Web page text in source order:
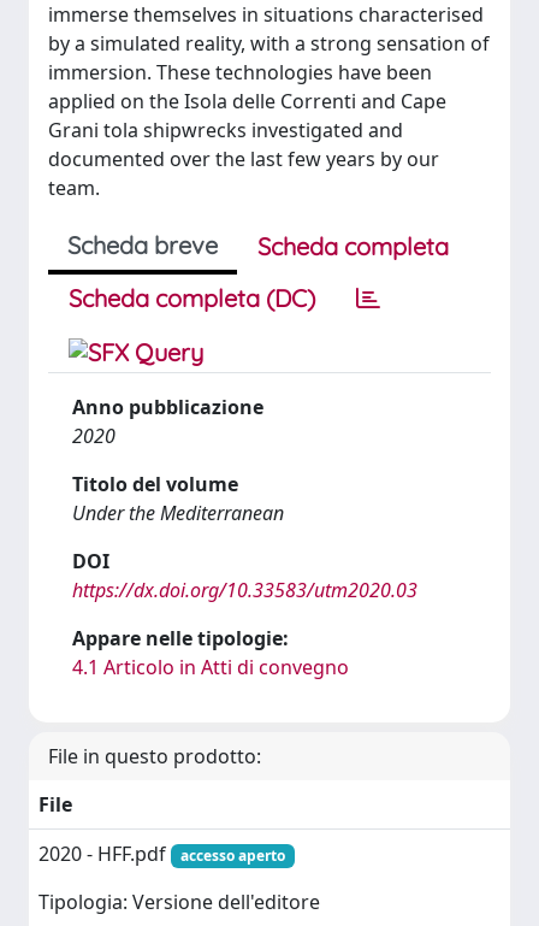
immerse themselves in situations characterised
by a simulated reality, with a strong sensation of
immersion. These technologies have been
applied on the Isola delle Correnti and Cape
Grani tola shipwrecks investigated and
documented over the last few years by our
team.
Scheda breve
Scheda completa
Scheda completa (DC)
Anno pubblicazione
2020
Titolo del volume
Under the Mediterranean
DOI
https://dx.doi.org/10.33583/utm2020.03
Appare nelle tipologie:
4.1 Articolo in Atti di convegno
File in questo prodotto:
File
2020 - HFF.pdf
accesso aperto
Tipologia: Versione dell'editore